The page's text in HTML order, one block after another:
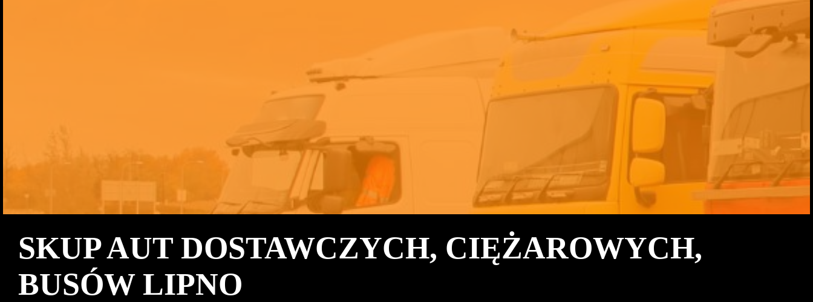
SKUP AUT DOSTAWCZYCH, CIĘŻAROWYCH,
BUSÓW LIPNO